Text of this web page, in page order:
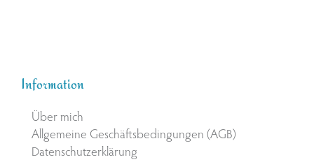
Information
Über mich
Allgemeine Geschäftsbedingungen (AGB)
Datenschutzerklärung